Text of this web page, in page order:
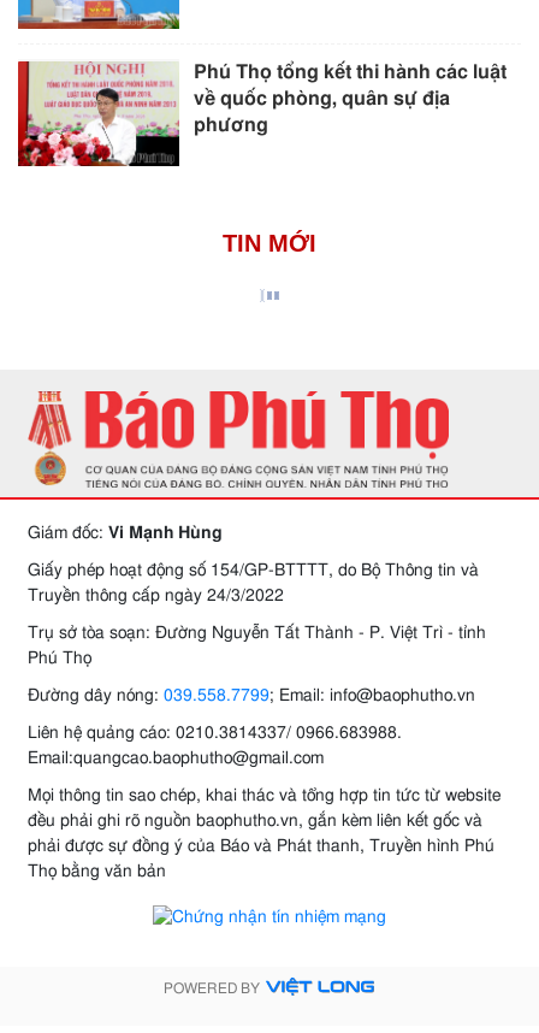
Phú Thọ tổng kết thi hành các luật
về quốc phòng, quân sự địa
phương
TIN MỚI
Giám đốc: Vi Mạnh Hùng
Giấy phép hoạt động số 154/GP-BTTTT, do Bộ Thông tin và
Truyền thông cấp ngày 24/3/2022
Trụ sở tòa soạn: Đường Nguyễn Tất Thành - P. Việt Trì - tỉnh
Phú Thọ
Đường dây nóng: 039.558.7799; Email: info@baophutho.vn
Liên hệ quảng cáo: 0210.3814337/ 0966.683988.
Email:quangcao.baophutho@gmail.com
Mọi thông tin sao chép, khai thác và tổng hợp tin tức từ website
đều phải ghi rõ nguồn baophutho.vn, gắn kèm liên kết gốc và
phải được sự đồng ý của Báo và Phát thanh, Truyền hình Phú
Thọ bằng văn bản
POWERED BY